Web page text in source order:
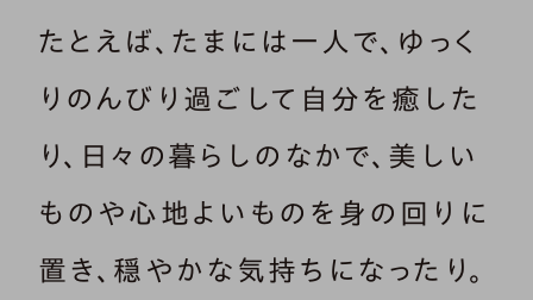
たとえば、たまには一人で、ゆっく
りのんびり過ごして自分を癒した
り、日々の暮らしのなかで、美しい
ものや心地よいものを身の回りに
置き、穏やかな気持ちになったり。